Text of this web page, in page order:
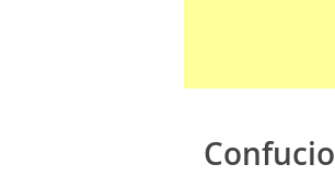
Confucio